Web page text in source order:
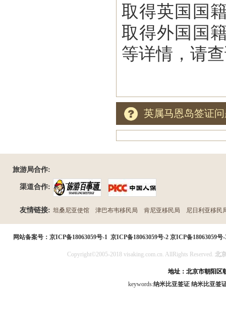
取得英国国
取得外国国
等详情，请
英属马恩岛签证
旅游局合作:
渠道合作:
友情链接: 坦桑尼亚使馆 津巴布韦移民局 肯尼亚移民局 尼日利亚移民
网站备案号： 京ICP备18063059号-1 京ICP备18063059号-2 京ICP备18063059号-
Copyright©2005-2018 visaking.com.cn. AllRights Reserved. 北
地址：北京市朝阳区
keywords:纳米比亚签证 纳米比亚签